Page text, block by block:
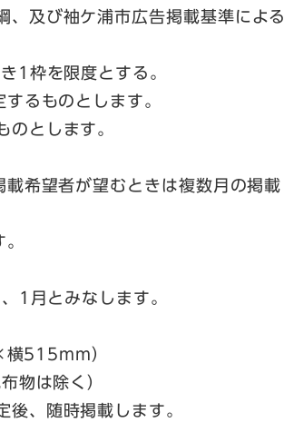
及び袖ケ浦市広告掲載基準による
を限度とする。
るものとします。
とします。
希望者が望むときは複数月の掲載
1月とみなします。
515mm）
は除く）
、随時掲載します。